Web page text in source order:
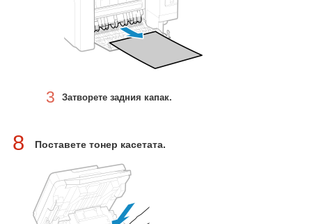
3 Затворете задния капак.
8 Поставете тонер касетата.